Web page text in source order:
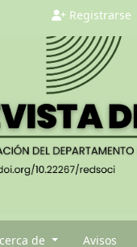
Registrarse
de Avisos